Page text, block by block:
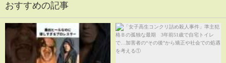
おすすめの記事